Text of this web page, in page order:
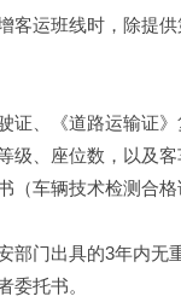
运班线时，除提供
、《道路运输证》
、座位数，以及客
（车辆技术检测合
门出具的3年内无
托书。